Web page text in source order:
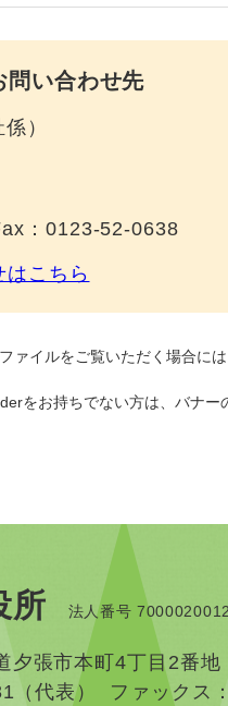
問い合わせ先
係
：0123-52-0638
はこちら
ァイルをご覧いただく場合に
をお持ちでない方は、バナー
所 法人番号
張市本町4丁目2番地
（代表）
ファックス